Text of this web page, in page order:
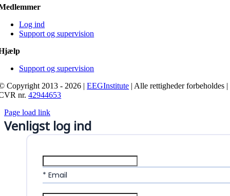
Log ind
Support og supervision
Support og supervision
Copyright 2013 - 2026 |EEGInstitute | Alle rettigheder forbeholdes |
nr.42944653
Page load link
Venligst log ind
* Email